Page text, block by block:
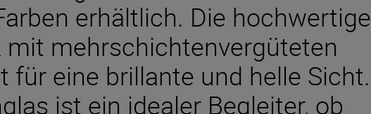
erhältlich. Die hochwertige
mit mehrschichtenvergüteten
für eine brillante und helle Sicht.
ist ein idealer Begleiter, ob